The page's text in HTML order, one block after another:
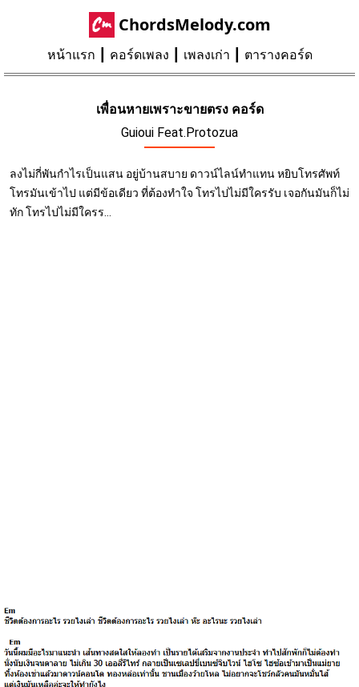
ChordsMelody.com
หน้าแรก คอร์ดเพลง เพลงเก่า ตารางคอร์ด
เพื่อนหายเพราะขายตรง คอร์ด
Guioui Feat.Protozua
ลงไม่กี่พันกำไรเป็นแสน อยู่บ้านสบาย ดาวน์ไลน์ทำแทน หยิบโทรศัพท์
โทรมันเข้าไป แต่มีข้อเดียว ที่ต้องทำใจ โทรไปไม่มีใครรับ เจอกันมันก็ไม่
ทัก โทรไปไม่มีใครร...